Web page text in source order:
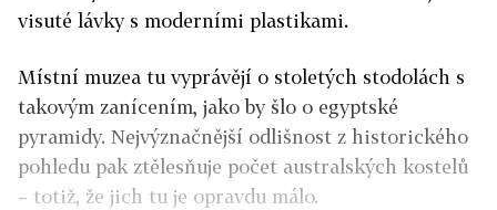
visuté lávky s moderními plastikami.
Místní muzea tu vyprávějí o stoletých stodolách s
takovým zanícením, jako by šlo o egyptské
pyramidy. Nejvýznačnější odlišnost z historického
pohledu pak ztělesňuje počet australských kostelů
– totiž, že jich tu je opravdu málo.